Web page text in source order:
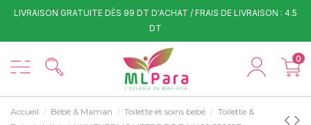
LIVRAISON GRATUITE DÈS 99 DT D'ACHAT / FRAIS DE LIVRAISON : 4.5
DT
0
Accueil Bébé & Maman Toilette et soins bébé
Toilette &